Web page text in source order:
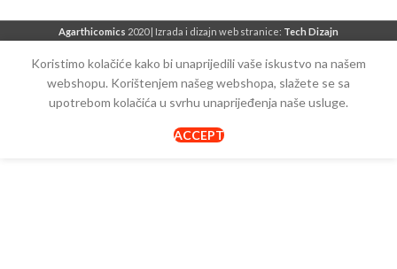
Agarthicomics 2020 | Izrada i dizajn web stranice: Tech Dizajn
Koristimo kolačiće kako bi unaprijedili vaše iskustvo na našem
webshopu. Korištenjem našeg webshopa, slažete se sa
upotrebom kolačića u svrhu unaprijeđenja naše usluge.
ACCEPT